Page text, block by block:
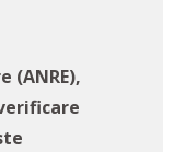
(ANRE),